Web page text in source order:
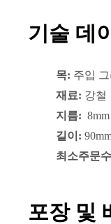
기술 데
목: 주입
재료: 강철
지름: 8mm
길이:
최소주문
포장 및